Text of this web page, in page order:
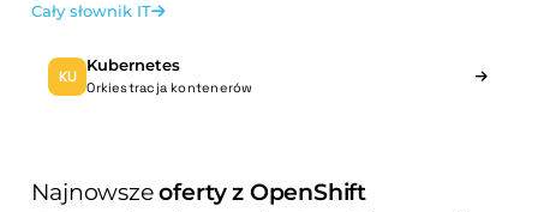
Cały słownik IT
KU
Kubernetes
Orkiestracja kontenerów
Najnowszeoferty z OpenShift